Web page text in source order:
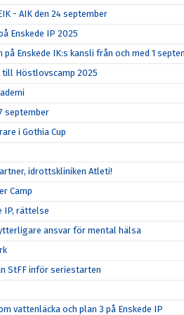
- AIK den 24 september
Enskede IP 2025
på Enskede IK:s kansli från och med 1
till Höstlovscamp 2025
september
i Gothia Cup
idrottskliniken Atleti!
Camp
IP, rättelse
ansvar för mental hälsa
StFF inför seriestarten
vattenläcka och plan 3 på Enskede IP